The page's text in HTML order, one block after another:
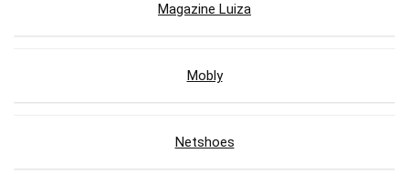
Magazine Luiza
Mobly
Netshoes